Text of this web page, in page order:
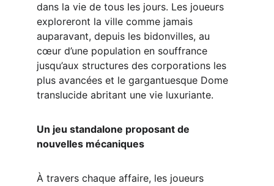
dans la vie de tous les jours. Les joueurs
exploreront la ville comme jamais
auparavant, depuis les bidonvilles, au
cœur d’une population en souffrance
jusqu’aux structures des corporations les
plus avancées et le gargantuesque Dome
translucide abritant une vie luxuriante.
Un jeu standalone proposant de
nouvelles mécaniques
À travers chaque affaire, les joueurs